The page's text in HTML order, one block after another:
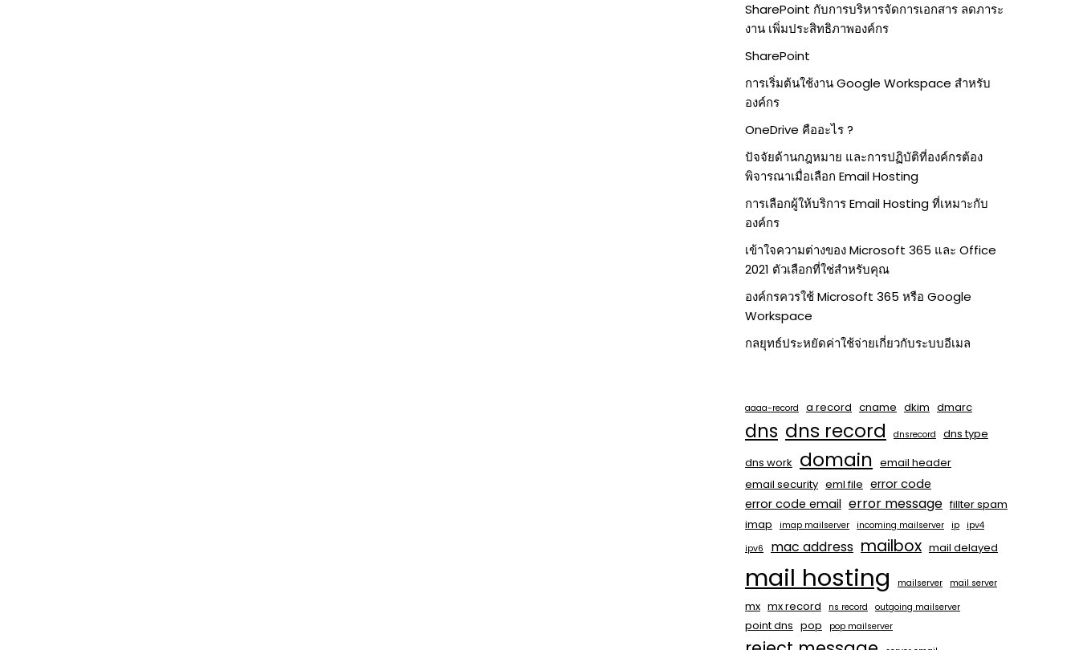
SharePoint กับการบริหารจัดการเอกสาร ลดภาระ
งาน เพิ่มประสิทธิภาพองค์กร
SharePoint
การเริ่มต้นใช้งาน Google Workspace สำหรับ
องค์กร
OneDrive คืออะไร ?
ปัจจัยด้านกฎหมาย และการปฏิบัติที่องค์กรต้อง
พิจารณาเมื่อเลือก Email Hosting
การเลือกผู้ให้บริการ Email Hosting ที่เหมาะกับ
องค์กร
เข้าใจความต่างของ Microsoft 365 และ Office
2021 ตัวเลือกที่ใช่สำหรับคุณ
องค์กรควรใช้ Microsoft 365 หรือ Google
Workspace
กลยุทธ์ประหยัดค่าใช้จ่ายเกี่ยวกับระบบอีเมล
aaaa-record a record cname dkim dmarc
dns dns record dnsrecord
dns type
dns work domain email header
email security eml file error code
error code email error message fillter spam
imap
imap mailserver incoming mailserver ip
ipv4
ipv6
mac address mailbox mail delayed
mail hosting mailserver mail server
mx mx record ns record outgoing mailserver
point dns pop pop mailserver